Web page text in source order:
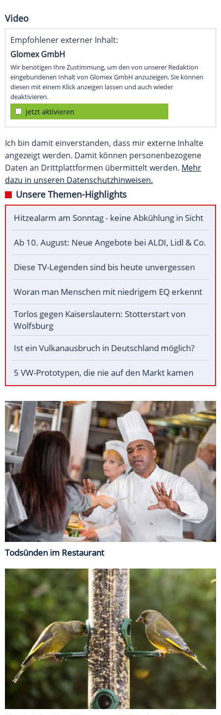
Video
Empfohlener externer Inhalt:
Glomex GmbH
Wir benötigen Ihre Zustimmung, um den von unserer Redaktion
eingebundenen Inhalt von Glomex GmbH anzuzeigen. Sie können
diesen mit einem Klick anzeigen lassen und auch wieder
deaktivieren.
jetzt aktivieren
Ich bin damit einverstanden, dass mir externe Inhalte
angezeigt werden. Damit können personenbezogene
Daten an Drittplattformen übermittelt werden. Mehr
dazu in unseren Datenschutzhinweisen.
Unsere Themen-Highlights
Hitzealarm am Sonntag - keine Abkühlung in Sicht
Ab 10. August: Neue Angebote bei ALDI, Lidl & Co.
Diese TV-Legenden sind bis heute unvergessen
Woran man Menschen mit niedrigem EQ erkennt
Torlos gegen Kaiserslautern: Stotterstart von
Wolfsburg
Ist ein Vulkanausbruch in Deutschland möglich?
5 VW-Prototypen, die nie auf den Markt kamen
Todsünden im Restaurant